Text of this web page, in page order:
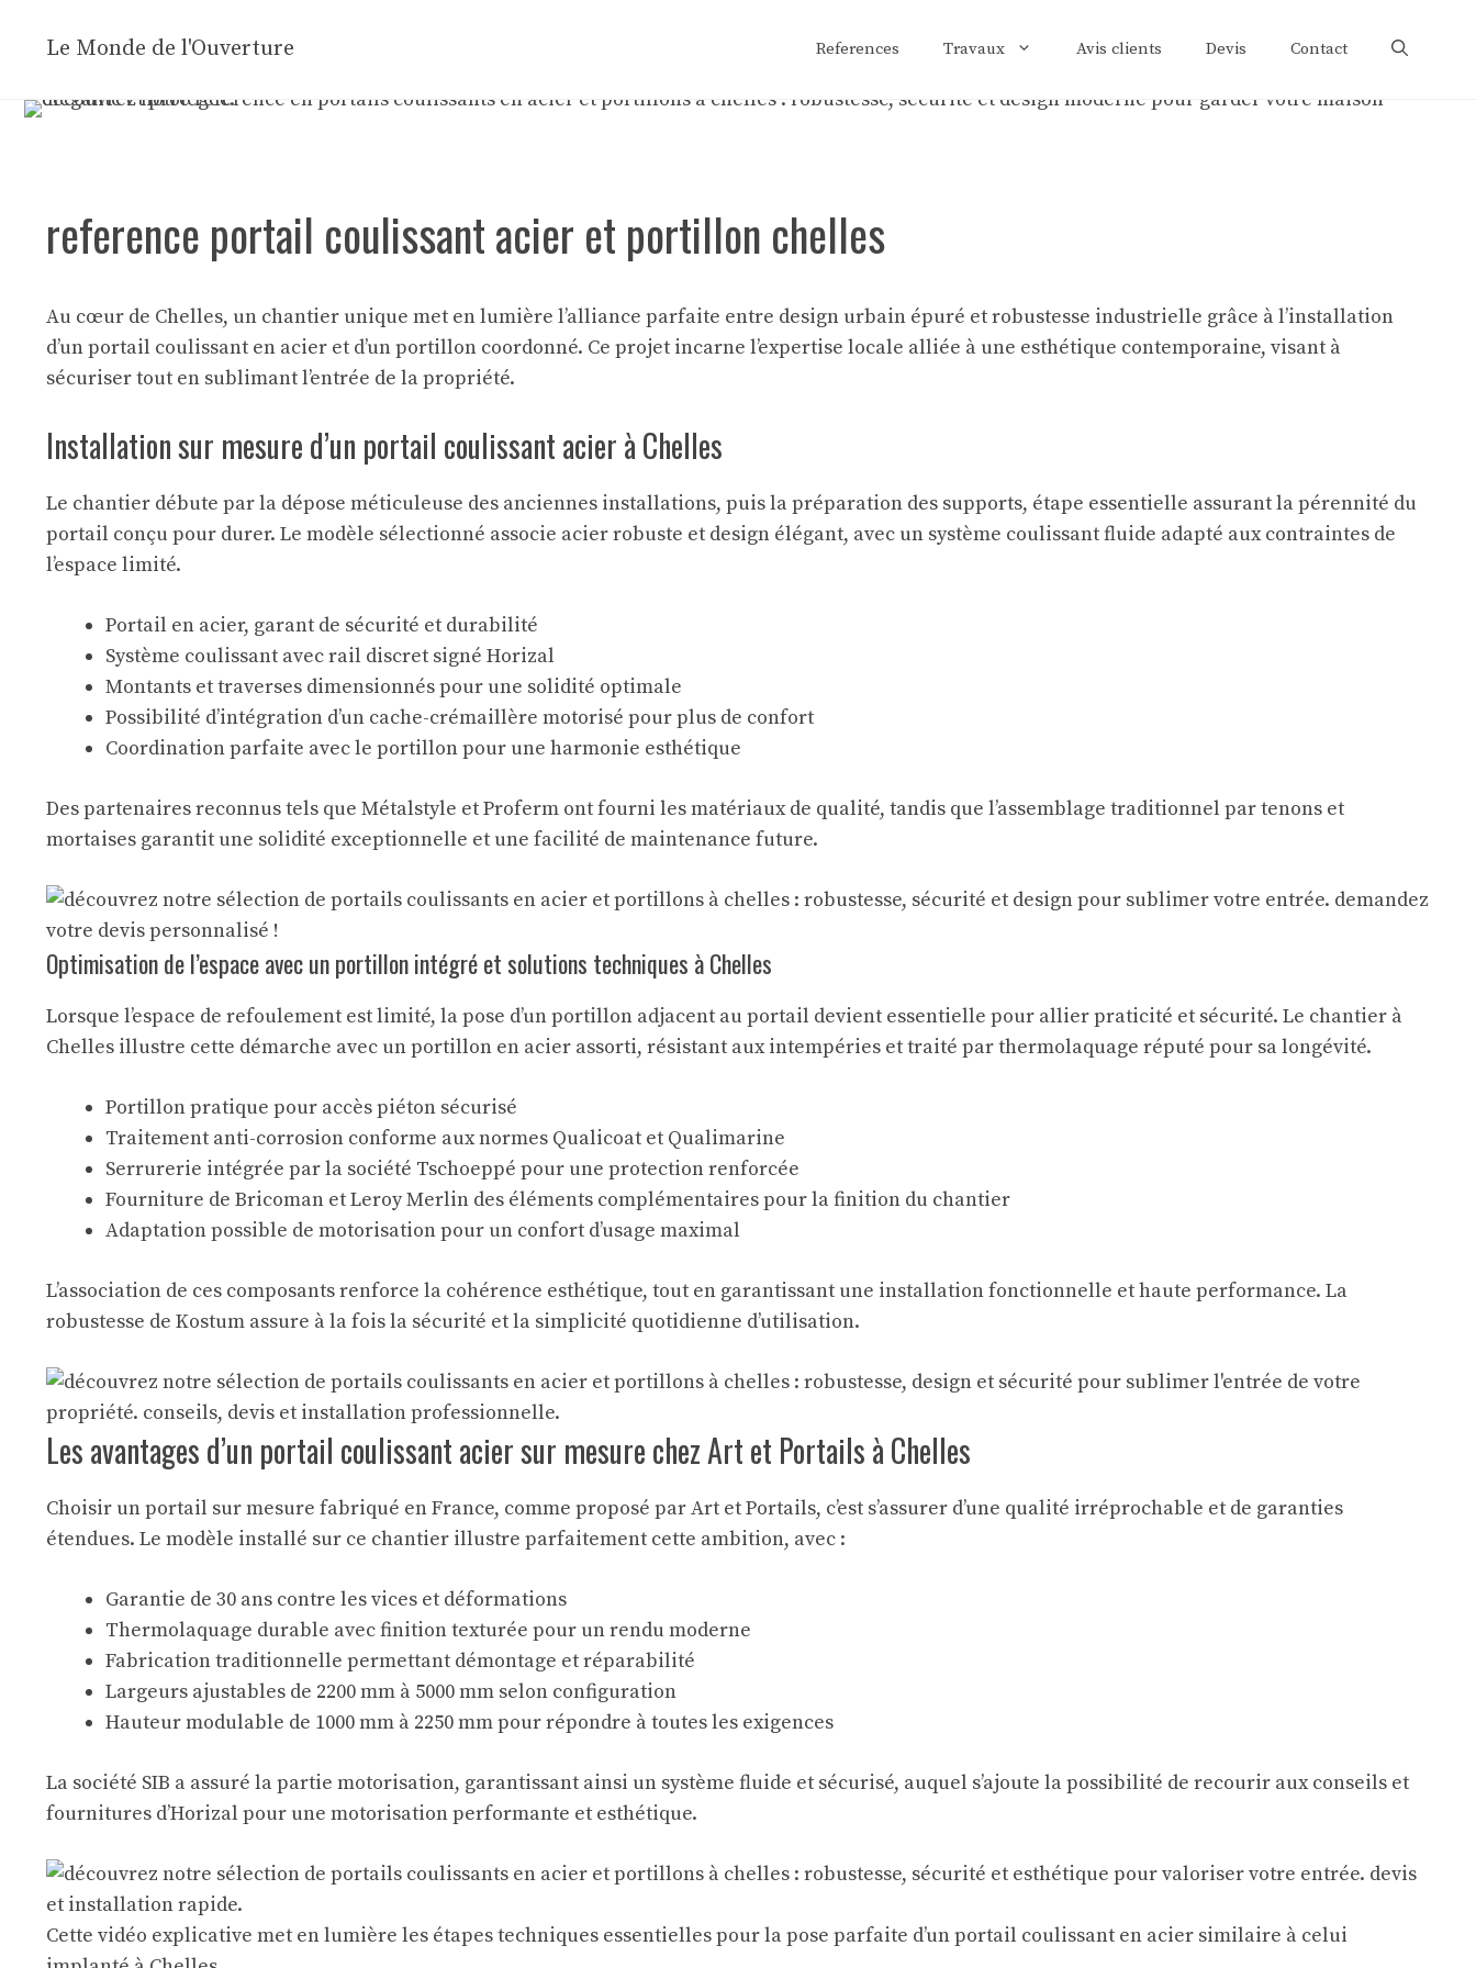
Le Monde de l'Ouverture References Travaux Avis clients Devis Contact
reference portail coulissant acier et portillon chelles
Au cœur de Chelles, un chantier unique met en lumière l’alliance parfaite entre design urbain épuré et robustesse industrielle grâce à l’installation
d’un portail coulissant en acier et d’un portillon coordonné. Ce projet incarne l’expertise locale alliée à une esthétique contemporaine, visant à
sécuriser tout en sublimant l’entrée de la propriété.
Installation sur mesure d’un portail coulissant acier à Chelles
Le chantier débute par la dépose méticuleuse des anciennes installations, puis la préparation des supports, étape essentielle assurant la pérennité du
portail conçu pour durer. Le modèle sélectionné associe acier robuste et design élégant, avec un système coulissant fluide adapté aux contraintes de
l’espace limité.
Portail en acier, garant de sécurité et durabilité
Système coulissant avec rail discret signé Horizal
Montants et traverses dimensionnés pour une solidité optimale
Possibilité d’intégration d’un cache-crémaillère motorisé pour plus de confort
Coordination parfaite avec le portillon pour une harmonie esthétique
Des partenaires reconnus tels que Métalstyle et Proferm ont fourni les matériaux de qualité, tandis que l’assemblage traditionnel par tenons et
mortaises garantit une solidité exceptionnelle et une facilité de maintenance future.
Optimisation de l’espace avec un portillon intégré et solutions techniques à Chelles
Lorsque l’espace de refoulement est limité, la pose d’un portillon adjacent au portail devient essentielle pour allier praticité et sécurité. Le chantier à
Chelles illustre cette démarche avec un portillon en acier assorti, résistant aux intempéries et traité par thermolaquage réputé pour sa longévité.
Portillon pratique pour accès piéton sécurisé
Traitement anti-corrosion conforme aux normes Qualicoat et Qualimarine
Serrurerie intégrée par la société Tschoeppé pour une protection renforcée
Fourniture de Bricoman et Leroy Merlin des éléments complémentaires pour la finition du chantier
Adaptation possible de motorisation pour un confort d’usage maximal
L’association de ces composants renforce la cohérence esthétique, tout en garantissant une installation fonctionnelle et haute performance. La
robustesse de Kostum assure à la fois la sécurité et la simplicité quotidienne d’utilisation.
Les avantages d’un portail coulissant acier sur mesure chez Art et Portails à Chelles
Choisir un portail sur mesure fabriqué en France, comme proposé par Art et Portails, c’est s’assurer d’une qualité irréprochable et de garanties
étendues. Le modèle installé sur ce chantier illustre parfaitement cette ambition, avec :
Garantie de 30 ans contre les vices et déformations
Thermolaquage durable avec finition texturée pour un rendu moderne
Fabrication traditionnelle permettant démontage et réparabilité
Largeurs ajustables de 2200 mm à 5000 mm selon configuration
Hauteur modulable de 1000 mm à 2250 mm pour répondre à toutes les exigences
La société SIB a assuré la partie motorisation, garantissant ainsi un système fluide et sécurisé, auquel s’ajoute la possibilité de recourir aux conseils et
fournitures d’Horizal pour une motorisation performante et esthétique.
Cette vidéo explicative met en lumière les étapes techniques essentielles pour la pose parfaite d’un portail coulissant en acier similaire à celui